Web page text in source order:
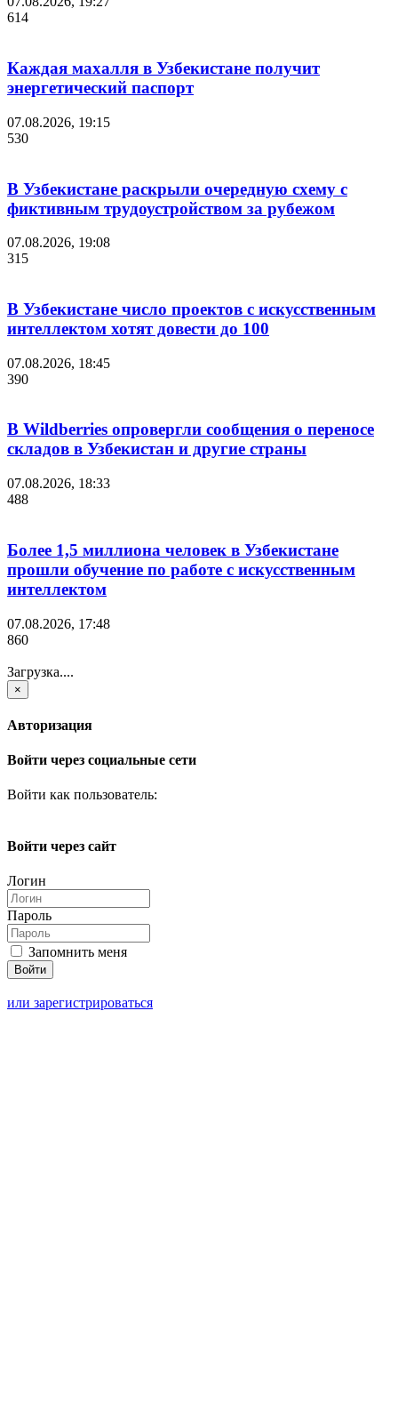
614
Каждая махалля в Узбекистане получит
энергетический паспорт
07.08.2026, 19:15
530
В Узбекистане раскрыли очередную схему с
фиктивным трудоустройством за рубежом
07.08.2026, 19:08
315
В Узбекистане число проектов с искусственным
интеллектом хотят довести до 100
07.08.2026, 18:45
390
В Wildberries опровергли сообщения о переносе
складов в Узбекистан и другие страны
07.08.2026, 18:33
488
Более 1,5 миллиона человек в Узбекистане
прошли обучение по работе с искусственным
интеллектом
07.08.2026, 17:48
860
Загрузка....
×
Авторизация
Войти через социальные сети
Войти как пользователь:
Войти через сайт
Логин
Пароль
Запомнить меня
или зарегистрироваться